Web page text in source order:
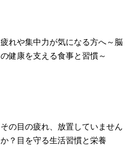
疲れや集中力が気になる方へ～脳
の健康を支える食事と習慣～
その目の疲れ、放置していません
か？目を守る生活習慣と栄養